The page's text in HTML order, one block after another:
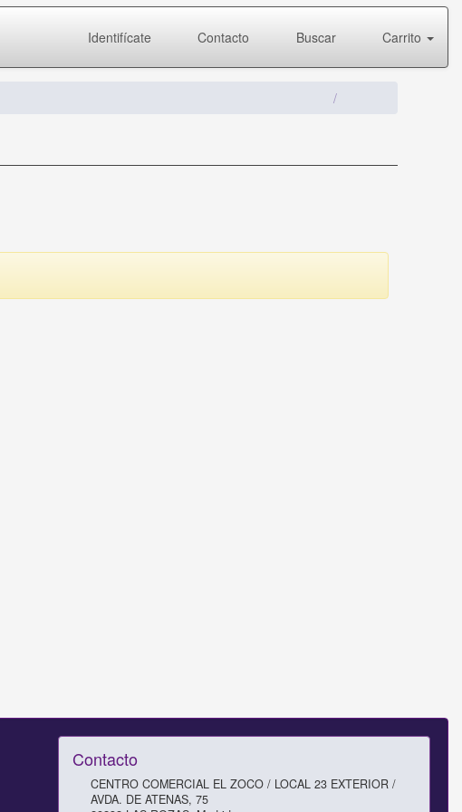
Identifícate Contacto Buscar Carrito
Contacto
CENTRO COMERCIAL EL ZOCO / LOCAL 23 EXTERIOR /
AVDA. DE ATENAS, 75